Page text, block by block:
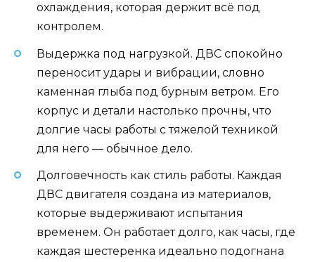
охлаждения, которая держит всё под
контролем.
Выдержка под нагрузкой. ДВС спокойно
переносит удары и вибрации, словно
каменная глыба под бурным ветром. Его
корпус и детали настолько прочны, что
долгие часы работы с тяжелой техникой
для него — обычное дело.
Долговечность как стиль работы. Каждая
ДВС двигателя создана из материалов,
которые выдерживают испытания
временем. Он работает долго, как часы, где
каждая шестеренка идеально подогнана